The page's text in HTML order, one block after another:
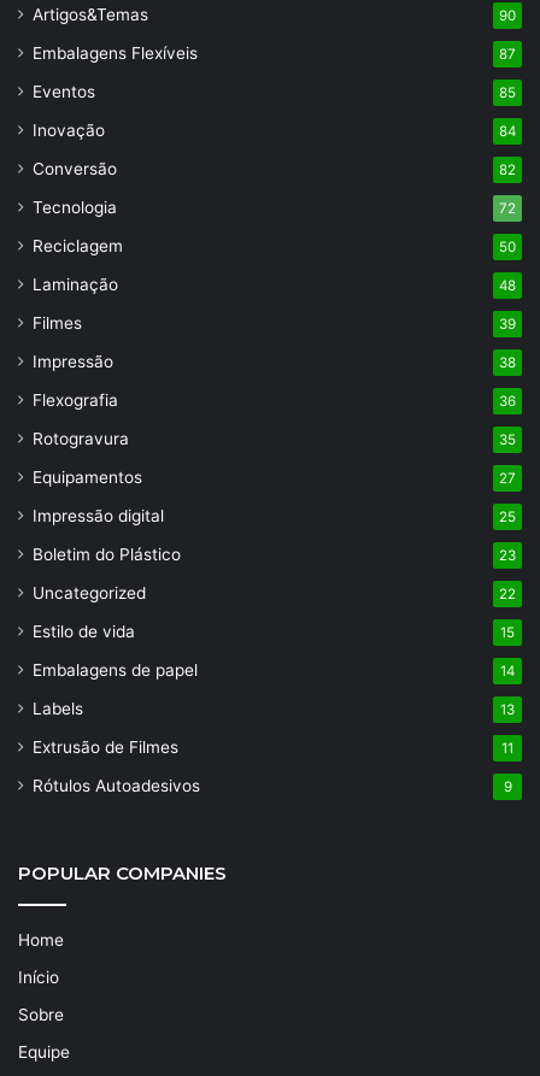
Artigos&Temas 90
Embalagens Flexíveis 87
Eventos 85
Inovação 84
Conversão 82
Tecnologia 72
Reciclagem 50
Laminação 48
Filmes 39
Impressão 38
Flexografia 36
Rotogravura 35
Equipamentos 27
Impressão digital 25
Boletim do Plástico 23
Uncategorized 22
Estilo de vida 15
Embalagens de papel 14
Labels 13
Extrusão de Filmes 11
Rótulos Autoadesivos 9
POPULAR COMPANIES
Home
Início
Sobre
Equipe